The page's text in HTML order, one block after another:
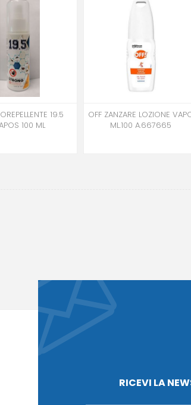
19.5
100 ML
OFF ZANZARE LOZIONE
ML.100 A.667665
RICEVI LA